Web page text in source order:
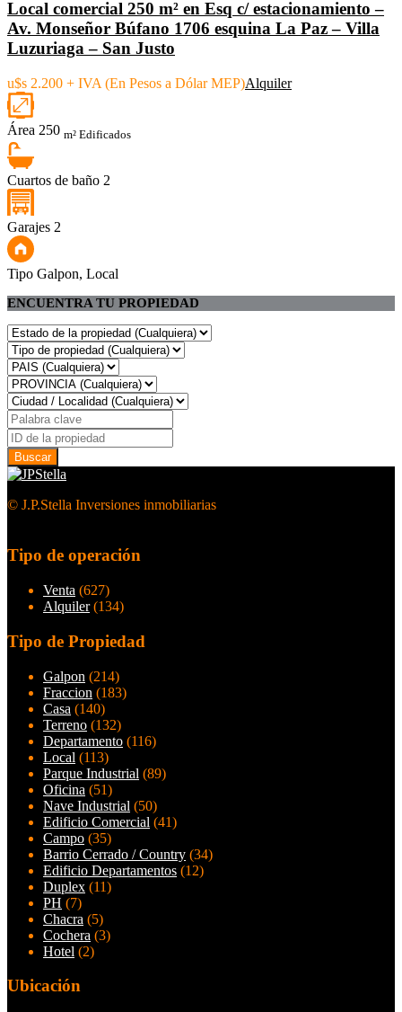
Local comercial 250 m² en Esq c/ estacionamiento –
Av. Monseñor Búfano 1706 esquina La Paz – Villa
Luzuriaga – San Justo
u$s 2.200 + IVA (En Pesos a Dólar MEP)Alquiler
Área 250 m² Edificados
Cuartos de baño 2
Garajes 2
Tipo Galpon, Local
ENCUENTRA TU PROPIEDAD
© J.P.Stella Inversiones inmobiliarias
Tipo de operación
Venta (627)
Alquiler(134)
Tipo de Propiedad
Galpon (214)
Fraccion (183)
Casa (140)
Terreno (132)
Departamento (116)
Local (113)
Parque Industrial (89)
Oficina (51)
Nave Industrial (50)
Edificio Comercial (41)
Campo (35)
Barrio Cerrado / Country (34)
Edificio Departamentos (12)
Duplex (11)
PH (7)
Chacra (5)
Cochera (3)
Hotel (2)
Ubicación